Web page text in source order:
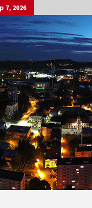
7, 2026